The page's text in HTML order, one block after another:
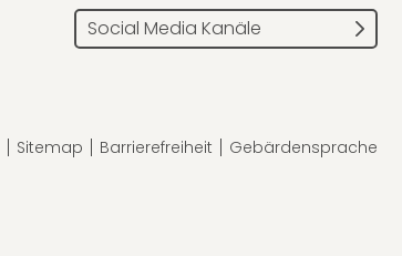
Social Media Kanäle
Sitemap Barrierefreiheit Gebärdensprache